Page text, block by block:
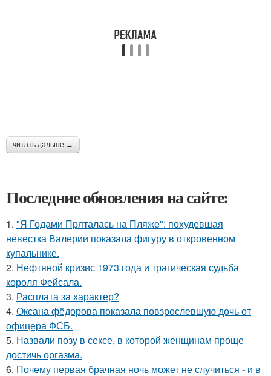
читать дальше →
Последние обновления на сайте:
1. "Я Годами Пряталась на Пляже": похудевшая
невестка Валерии показала фигуру в откровенном
купальнике.
2. Нефтяной кризис 1973 года и трагическая судьба
короля Фейсала.
3. Расплата за характер?
4. Оксана фёдорова показала повзрослевшую дочь от
офицера ФСБ.
5. Назвали позу в сексе, в которой женщинам проще
достичь оргазма.
6. Почему первая брачная ночь может не случиться - и в